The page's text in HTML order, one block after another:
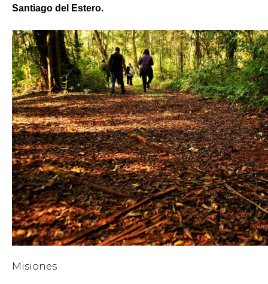
Santiago del Estero.
Misiones